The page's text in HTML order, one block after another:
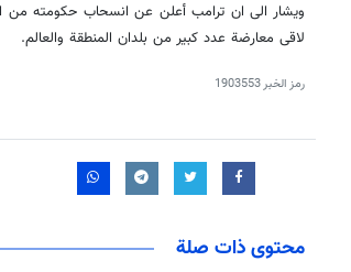
ویشار الی ان ترامب أعلن عن انسحاب حکومته من
لاقی معارضة عدد کبیر من بلدان المنطقة والعالم.
رمز الخبر1903553
محتوى ذات صلة